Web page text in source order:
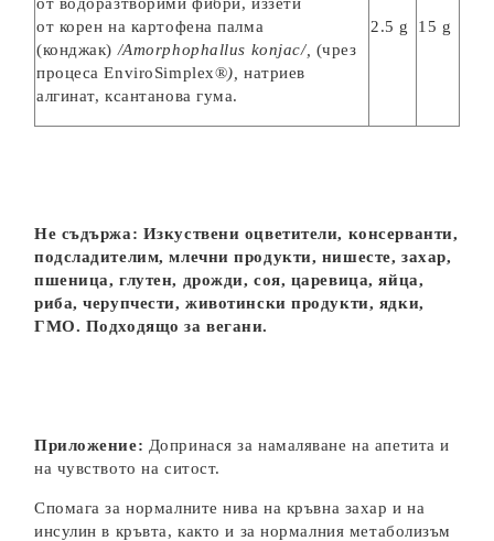
от корен на картофена палма
(конджак) /Amorphophallus konjac/, (чрез
процеса EnviroSimplex®),
натриев
алгинат, ксантанова гума.
2.5 g 15 g
Не съдържа: Изкуствени оцветители, консерванти,
подсладителим, млечни продукти, нишесте, захар,
пшеница, глутен, дрожди, соя, царевица, яйца,
риба, черупчести, животински продукти, ядки,
ГМО. Подходящо за вегани.
Приложение: Допринася за намаляване на апетита и
на чувството на ситост.
Спомага за нормалните нива на кръвна захар и на
инсулин в кръвта, както и за нормалния метаболизъм